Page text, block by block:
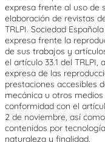
expresa frente al uso de
elaboración de revistas
TRLPI. Sociedad
expresa frente la
de sus trabajos y
el artículo 33.1 del
expresa de las
prestaciones accesibles
mecánica u otros
conformidad con el
2 de noviembre, así
contenidos por
naturaleza y finalidad.